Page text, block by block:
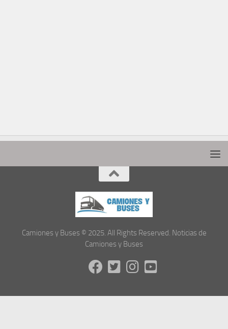
Camiones y Buses © 2025. All Rights Reserved. Noticias de
Camiones y Buses